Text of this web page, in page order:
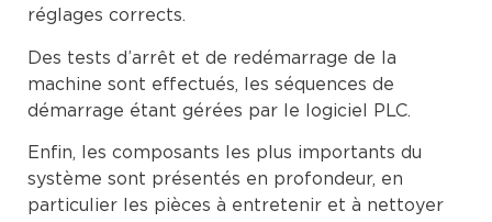
réglages corrects.
Des tests d’arrêt et de redémarrage de la
machine sont effectués, les séquences de
démarrage étant gérées par le logiciel PLC.
Enfin, les composants les plus importants du
système sont présentés en profondeur, en
particulier les pièces à entretenir et à nettoyer